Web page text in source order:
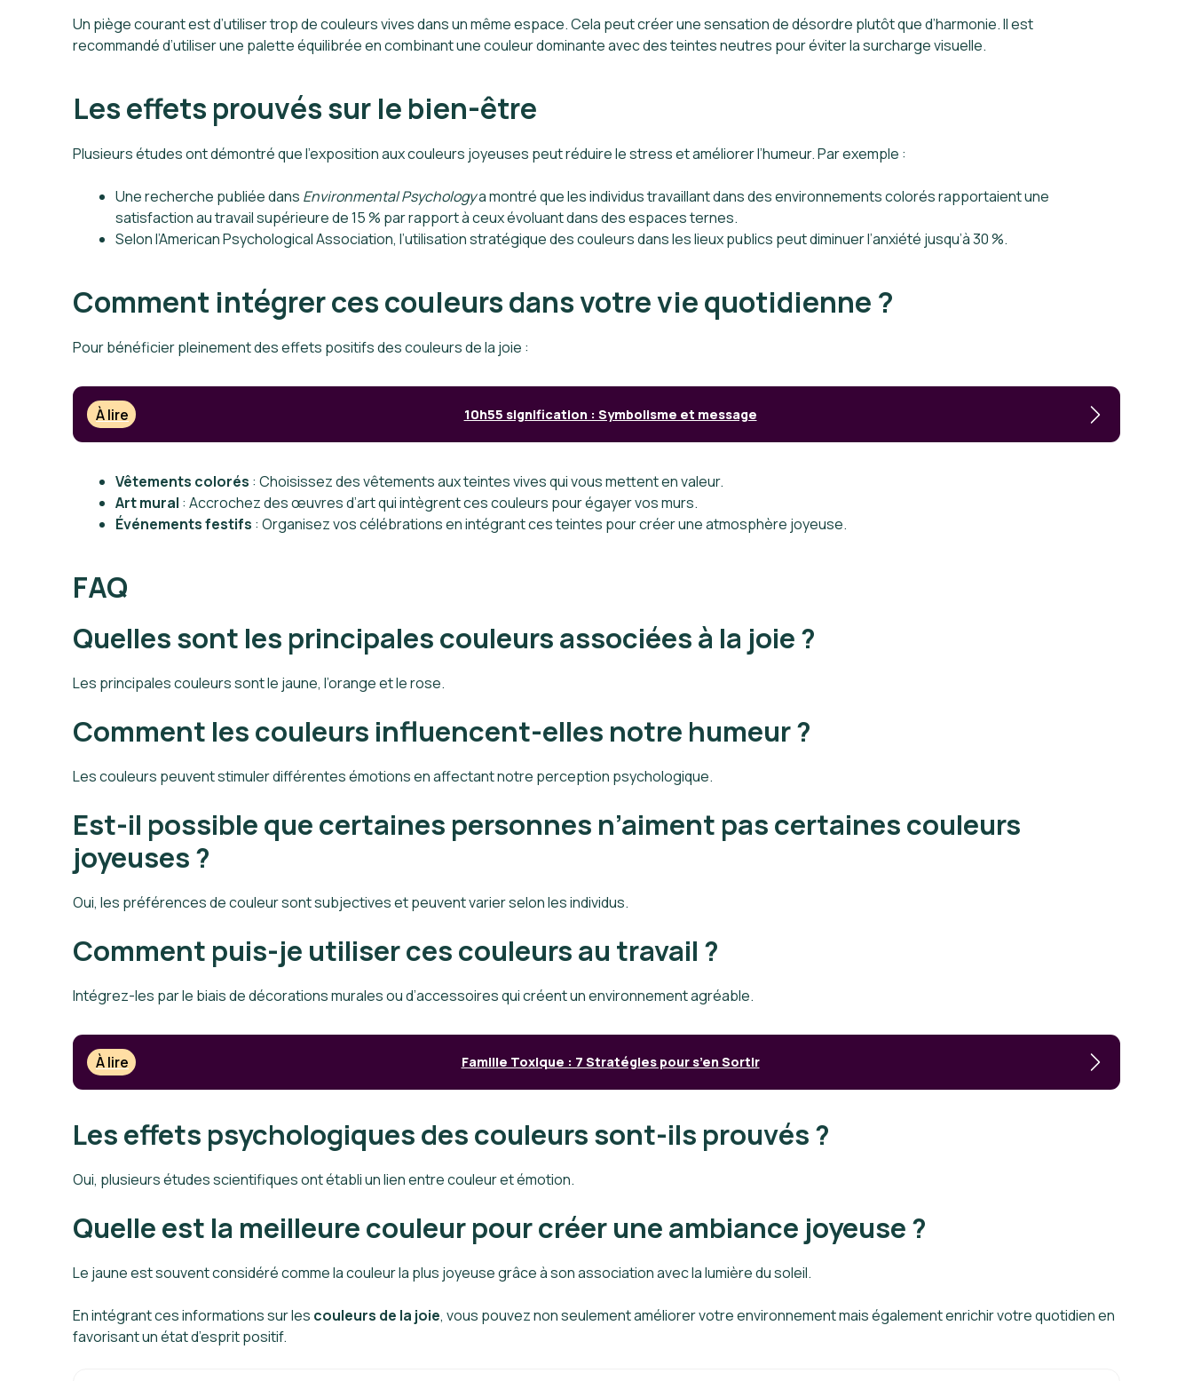
Un piège courant est d’utiliser trop de couleurs vives dans un même espace. Cela peut créer une sensation de désordre plutôt que d’harmonie. Il est
recommandé d’utiliser une palette équilibrée en combinant une couleur dominante avec des teintes neutres pour éviter la surcharge visuelle.
Les effets prouvés sur le bien-être
Plusieurs études ont démontré que l’exposition aux couleurs joyeuses peut réduire le stress et améliorer l’humeur. Par exemple :
Une recherche publiée dans Environmental Psychologya montré que les individus travaillant dans des environnements colorés rapportaient une
satisfaction au travail supérieure de 15 % par rapport à ceux évoluant dans des espaces ternes.
Selon l’American Psychological Association, l’utilisation stratégique des couleurs dans les lieux publics peut diminuer l’anxiété jusqu’à 30 %.
Comment intégrer ces couleurs dans votre vie quotidienne ?
Pour bénéficier pleinement des effets positifs des couleurs de la joie :
À lire 10h55 signification : Symbolisme et message
Vêtements colorés : Choisissez des vêtements aux teintes vives qui vous mettent en valeur.
Art mural : Accrochez des œuvres d’art qui intègrent ces couleurs pour égayer vos murs.
Événements festifs : Organisez vos célébrations en intégrant ces teintes pour créer une atmosphère joyeuse.
FAQ
Quelles sont les principales couleurs associées à la joie ?
Les principales couleurs sont le jaune, l’orange et le rose.
Comment les couleurs influencent-elles notre humeur ?
Les couleurs peuvent stimuler différentes émotions en affectant notre perception psychologique.
Est-il possible que certaines personnes n’aiment pas certaines couleurs
joyeuses ?
Oui, les préférences de couleur sont subjectives et peuvent varier selon les individus.
Comment puis-je utiliser ces couleurs au travail ?
Intégrez-les par le biais de décorations murales ou d’accessoires qui créent un environnement agréable.
À lire Famille Toxique : 7 Stratégies pour s’en Sortir
Les effets psychologiques des couleurs sont-ils prouvés ?
Oui, plusieurs études scientifiques ont établi un lien entre couleur et émotion.
Quelle est la meilleure couleur pour créer une ambiance joyeuse ?
Le jaune est souvent considéré comme la couleur la plus joyeuse grâce à son association avec la lumière du soleil.
En intégrant ces informations sur les couleurs de la joie, vous pouvez non seulement améliorer votre environnement mais également enrichir votre quotidien en
favorisant un état d’esprit positif.